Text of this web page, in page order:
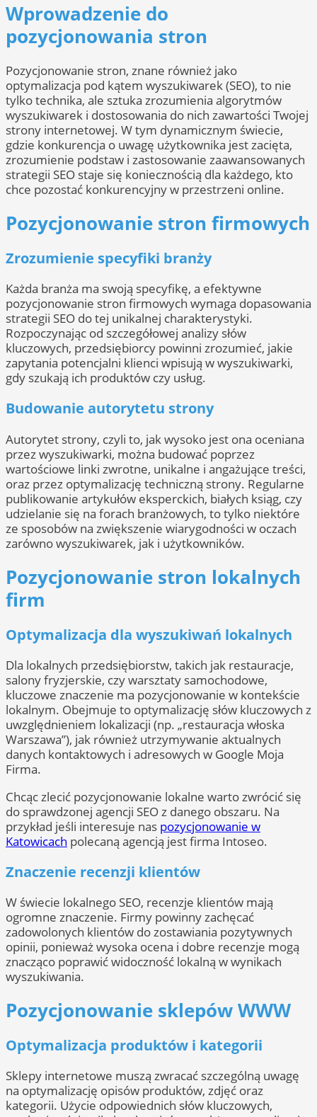
Wprowadzenie do
pozycjonowania stron
Pozycjonowanie stron, znane również jako
optymalizacja pod kątem wyszukiwarek (SEO), to nie
tylko technika, ale sztuka zrozumienia algorytmów
wyszukiwarek i dostosowania do nich zawartości Twojej
strony internetowej. W tym dynamicznym świecie,
gdzie konkurencja o uwagę użytkownika jest zacięta,
zrozumienie podstaw i zastosowanie zaawansowanych
strategii SEO staje się koniecznością dla każdego, kto
chce pozostać konkurencyjny w przestrzeni online.
Pozycjonowanie stron firmowych
Zrozumienie specyfiki branży
Każda branża ma swoją specyfikę, a efektywne
pozycjonowanie stron firmowych wymaga dopasowania
strategii SEO do tej unikalnej charakterystyki.
Rozpoczynając od szczegółowej analizy słów
kluczowych, przedsiębiorcy powinni zrozumieć, jakie
zapytania potencjalni klienci wpisują w wyszukiwarki,
gdy szukają ich produktów czy usług.
Budowanie autorytetu strony
Autorytet strony, czyli to, jak wysoko jest ona oceniana
przez wyszukiwarki, można budować poprzez
wartościowe linki zwrotne, unikalne i angażujące treści,
oraz przez optymalizację techniczną strony. Regularne
publikowanie artykułów eksperckich, białych ksiąg, czy
udzielanie się na forach branżowych, to tylko niektóre
ze sposobów na zwiększenie wiarygodności w oczach
zarówno wyszukiwarek, jak i użytkowników.
Pozycjonowanie stron lokalnych
firm
Optymalizacja dla wyszukiwań lokalnych
Dla lokalnych przedsiębiorstw, takich jak restauracje,
salony fryzjerskie, czy warsztaty samochodowe,
kluczowe znaczenie ma pozycjonowanie w kontekście
lokalnym. Obejmuje to optymalizację słów kluczowych z
uwzględnieniem lokalizacji (np. „restauracja włoska
Warszawa”), jak również utrzymywanie aktualnych
danych kontaktowych i adresowych w Google Moja
Firma.
Chcąc zlecić pozycjonowanie lokalne warto zwrócić się
do sprawdzonej agencji SEO z danego obszaru. Na
przykład jeśli interesuje nas pozycjonowanie w
Katowicach polecaną agencją jest firma Intoseo.
Znaczenie recenzji klientów
W świecie lokalnego SEO, recenzje klientów mają
ogromne znaczenie. Firmy powinny zachęcać
zadowolonych klientów do zostawiania pozytywnych
opinii, ponieważ wysoka ocena i dobre recenzje mogą
znacząco poprawić widoczność lokalną w wynikach
wyszukiwania.
Pozycjonowanie sklepów WWW
Optymalizacja produktów i kategorii
Sklepy internetowe muszą zwracać szczególną uwagę
na optymalizację opisów produktów, zdjęć oraz
kategorii. Użycie odpowiednich słów kluczowych,